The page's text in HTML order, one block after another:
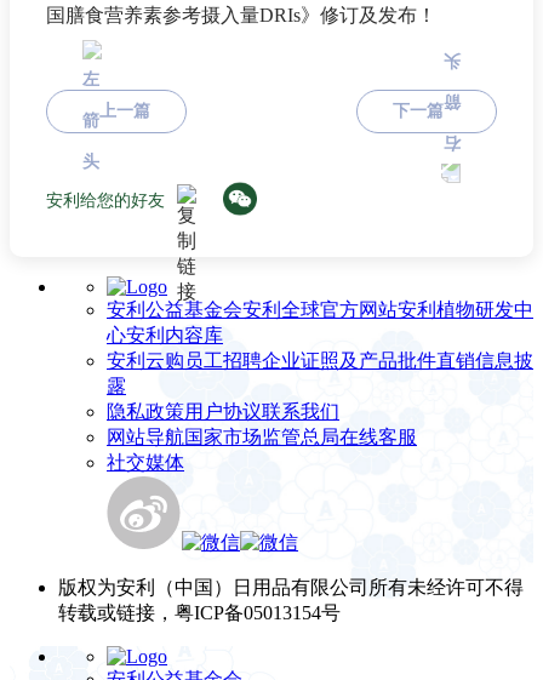
国膳食营养素参考摄入量DRIs》修订及发布！
上一篇 下一篇
安利给您的好友
安利公益基金会安利全球官方网站安利植物研发中
心安利内容库
安利云购 员工招聘企业证照及产品批件直销信息披
露
隐私政策用户协议联系我们
网站导航国家市场监管总局在线客服
社交媒体
版权为安利（中国）日用品有限公司所有未经许可不得
转载或链接，粤ICP备05013154号